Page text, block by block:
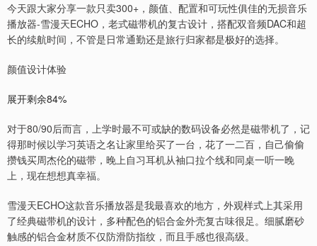
今天跟大家分享一款只卖300+，颜值、配置和可玩性俱佳的无损音乐
播放器-雪漫天ECHO，老式磁带机的复古设计，搭配双音频DAC和超
长的续航时间，不管是日常通勤还是旅行归家都是极好的选择。
颜值设计体验
展开剩余84%
对于80/90后而言，上学时最不可或缺的数码设备必然是磁带机了，记
得那时候以学习英语之名让家里给买了一台，花了一二百，自己偷偷
攒钱买周杰伦的磁带，晚上自习耳机从袖口拉个线和同桌一听一晚
上，现在想想真幸福。
雪漫天ECHO这款音乐播放器是我最喜欢的地方，外观样式上其采用
了经典磁带机的设计，多种配色的铝合金外壳复古味很足。细腻磨砂
触感的铝合金材质不仅防滑防指纹，而且手感也很高级。